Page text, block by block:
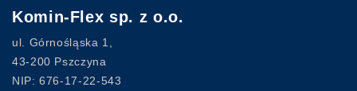
Komin-Flex sp. z o.o.
ul. Górnośląska 1,
43-200 Pszczyna
NIP: 676-17-22-543